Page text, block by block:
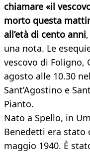
chiamare «il
morto questa
all’età di cento anni
una nota. Le
vescovo di Foligno,
agosto alle 10.30
Sant’Agostino e
Pianto.
Nato a Spello, in
Benedetti era stato
maggio 1940. È